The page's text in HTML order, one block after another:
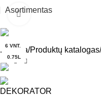
Asortimentas
6 VNT.
0.75L
Click to enlarge
Pradžia Produktų katalogas